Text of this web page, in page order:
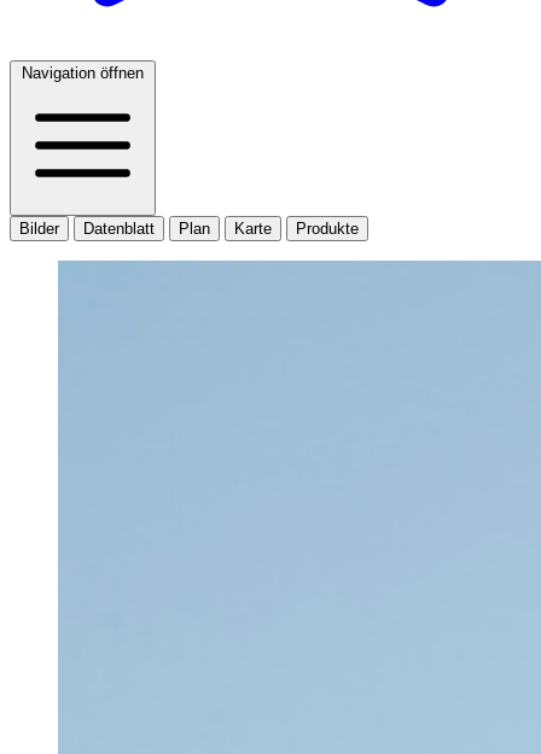
Navigation öffnen
Bilder Datenblatt Plan Karte Produkte